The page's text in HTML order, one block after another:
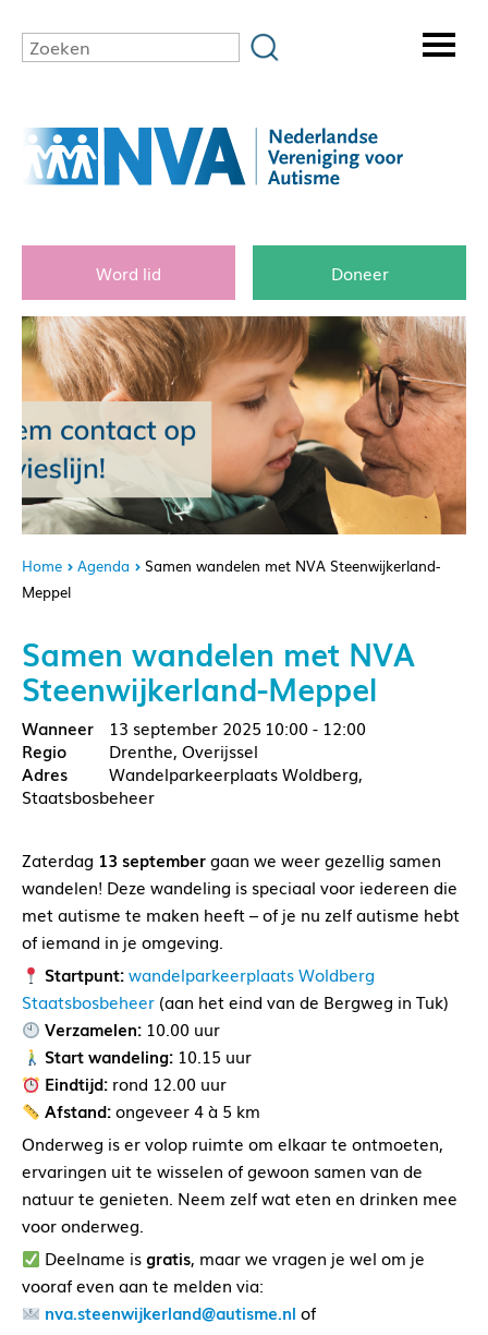
Word lid Doneer
Home Agenda
Samen wandelen met NVA Steenwijkerland-
Meppel
Samen wandelen met NVA
Steenwijkerland-Meppel
13 september 2025 10:00 - 12:00
Drenthe, Overijssel
Wandelparkeerplaats Woldberg,
Staatsbosbeheer
Zaterdag 13 septembergaan we weer gezellig samen
wandelen! Deze wandeling is speciaal voor iedereen die
met autisme te maken heeft – of je nu zelf autisme hebt
of iemand in je omgeving.
Startpunt:wandelparkeerplaats Woldberg
Staatsbosbeheer (aan het eind van de Bergweg in Tuk)
Verzamelen: 10.00 uur
Start wandeling: 10.15 uur
Eindtijd: rond 12.00 uur
Afstand:ongeveer 4 à 5 km
Onderweg is er volop ruimte om elkaar te ontmoeten,
ervaringen uit te wisselen of gewoon samen van de
natuur te genieten. Neem zelf wat eten en drinken mee
voor onderweg.
Deelname isgratis, maar we vragen je wel om je
vooraf even aan te melden via:
nva.steenwijkerland@autisme.nl of